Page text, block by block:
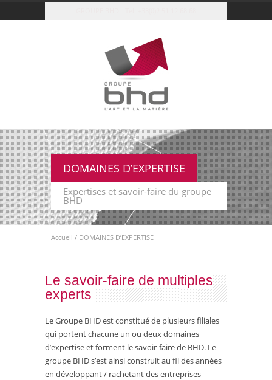
DOMAINES D’EXPERTISE
Expertises et savoir-faire du groupe
BHD
Accueil / DOMAINES D’EXPERTISE
Le savoir-faire de multiples
experts
Le Groupe BHD est constitué de plusieurs filiales
qui portent chacune un ou deux domaines
d’expertise et forment le savoir-faire de BHD. Le
groupe BHD s’est ainsi construit au fil des années
en développant / rachetant des entreprises